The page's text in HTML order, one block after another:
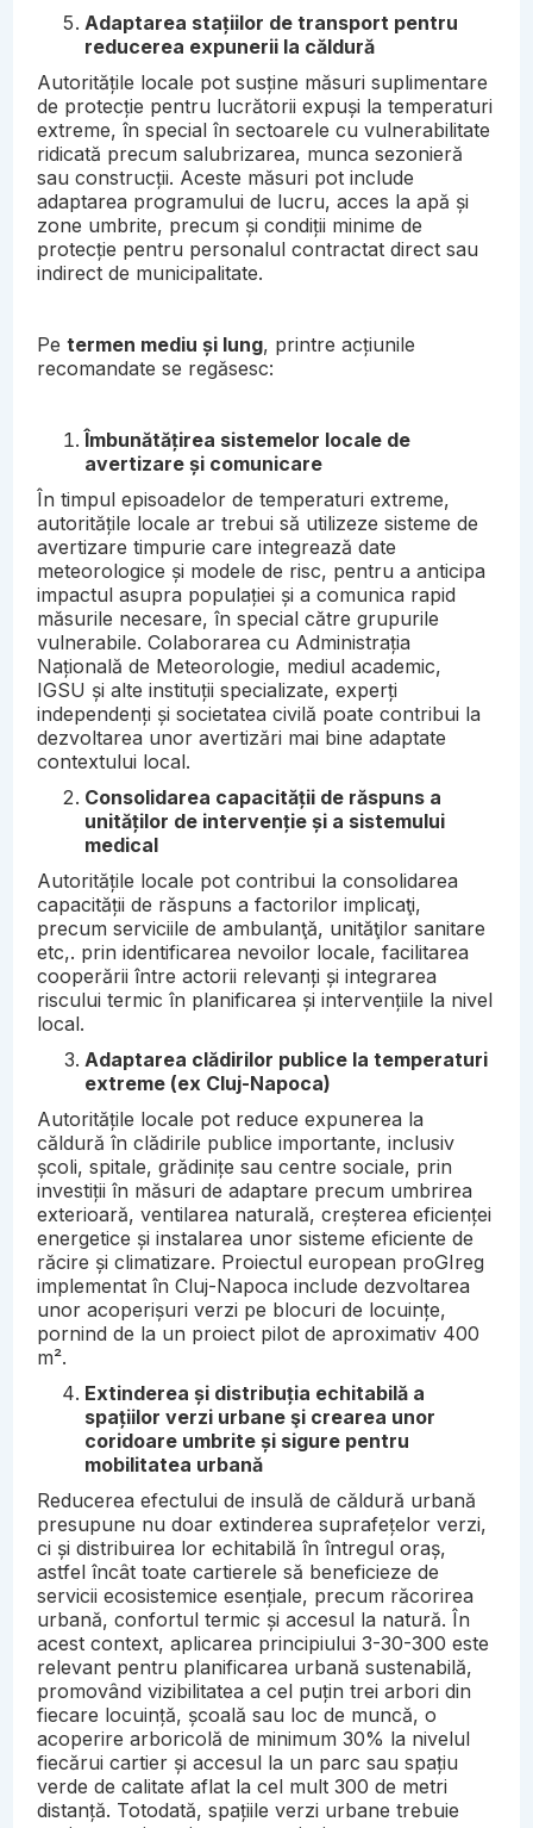
Adaptarea stațiilor de transport pentru
reducerea expunerii la căldură
Autoritățile locale pot susține măsuri suplimentare
de protecție pentru lucrătorii expuși la temperaturi
extreme, în special în sectoarele cu vulnerabilitate
ridicată precum salubrizarea, munca sezonieră
sau construcții. Aceste măsuri pot include
adaptarea programului de lucru, acces la apă și
zone umbrite, precum și condiții minime de
protecție pentru personalul contractat direct sau
indirect de municipalitate.
Petermen mediu și lung, printre acțiunile
recomandate se regăsesc:
Îmbunătățirea sistemelor locale de
avertizare și comunicare
În timpul episoadelor de temperaturi extreme,
autoritățile locale ar trebui să utilizeze sisteme de
avertizare timpurie care integrează date
meteorologice și modele de risc, pentru a anticipa
impactul asupra populației și a comunica rapid
măsurile necesare, în special către grupurile
vulnerabile. Colaborarea cu Administrația
Națională de Meteorologie, mediul academic,
IGSU și alte instituții specializate, experți
independenți și societatea civilă poate contribui la
dezvoltarea unor avertizări mai bine adaptate
contextului local.
Consolidarea capacității de răspuns a
unităților de intervenție și a sistemului
medical
Autoritățile locale pot contribui la consolidarea
capacității de răspuns a factorilor implicaţi,
precum serviciile de ambulanţă, unităţilor sanitare
etc,. prin identificarea nevoilor locale, facilitarea
cooperării între actorii relevanți și integrarea
riscului termic în planificarea și intervențiile la nivel
local.
Adaptarea clădirilor publice la temperaturi
extreme (ex Cluj-Napoca)
Autoritățile locale pot reduce expunerea la
căldură în clădirile publice importante, inclusiv
școli, spitale, grădinițe sau centre sociale, prin
investiții în măsuri de adaptare precum umbrirea
exterioară, ventilarea naturală, creșterea eficienței
energetice și instalarea unor sisteme eficiente de
răcire și climatizare. Proiectul european proGIreg
implementat în Cluj-Napoca include dezvoltarea
unor acoperișuri verzi pe blocuri de locuințe,
pornind de la un proiect pilot de aproximativ 400
m².
Extinderea și distribuția echitabilă a
spațiilor verzi urbane şi crearea unor
coridoare umbrite și sigure pentru
mobilitatea urbană
Reducerea efectului de insulă de căldură urbană
presupune nu doar extinderea suprafețelor verzi,
ci și distribuirea lor echitabilă în întregul oraș,
astfel încât toate cartierele să beneficieze de
servicii ecosistemice esențiale, precum răcorirea
urbană, confortul termic și accesul la natură. În
acest context, aplicarea principiului 3-30-300 este
relevant pentru planificarea urbană sustenabilă,
promovând vizibilitatea a cel puțin trei arbori din
fiecare locuință, școală sau loc de muncă, o
acoperire arboricolă de minimum 30% la nivelul
fiecărui cartier și accesul la un parc sau spațiu
verde de calitate aflat la cel mult 300 de metri
distanță. Totodată, spațiile verzi urbane trebuie